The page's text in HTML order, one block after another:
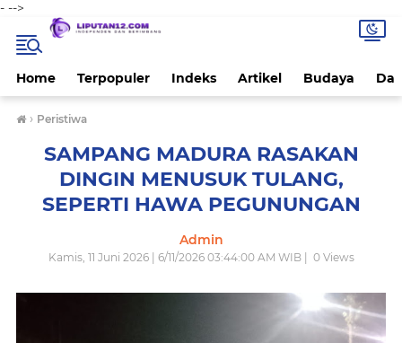
- -->
Home Terpopuler Indeks Artikel Budaya
› Peristiwa
SAMPANG MADURA RASAKAN
DINGIN MENUSUK TULANG,
SEPERTI HAWA PEGUNUNGAN
Admin
Kamis, 11 Juni 2026 | 6/11/2026 03:44:00 AM WIB | 0Views